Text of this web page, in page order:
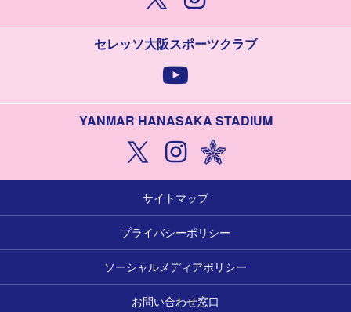
セレッソ大阪スポーツクラブ
YANMAR HANASAKA STADIUM
サイトマップ
プライバシーポリシー
ソーシャルメディアポリシー
お問い合わせ窓口